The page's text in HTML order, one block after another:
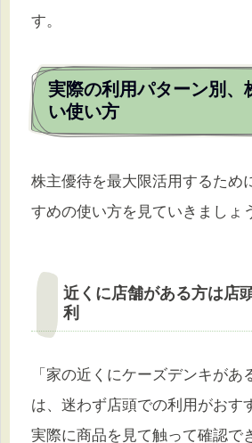
す。
実際の利用パターン別、
い使い方
株主優待を最大限活用するため
すめの使い方を見ていきましょ
近くに店舗がある方は店
利
「家の近くにケーズデンキがあ
は、迷わず店頭での利用がおす
実際に商品を見て触って確認で